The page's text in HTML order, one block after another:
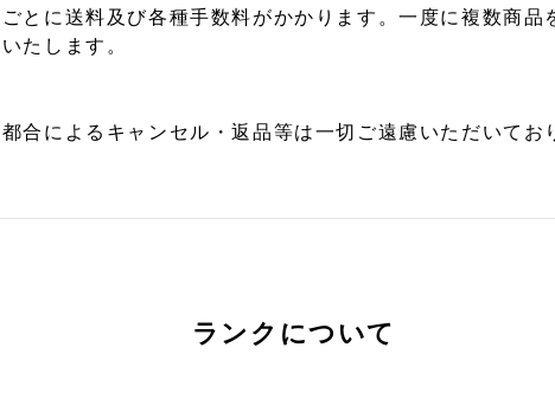
とに送料及び各種手数料がかかります。一度に複数商
たします。
合によるキャンセル・返品等は一切ご遠慮いただいてお
ランクについて